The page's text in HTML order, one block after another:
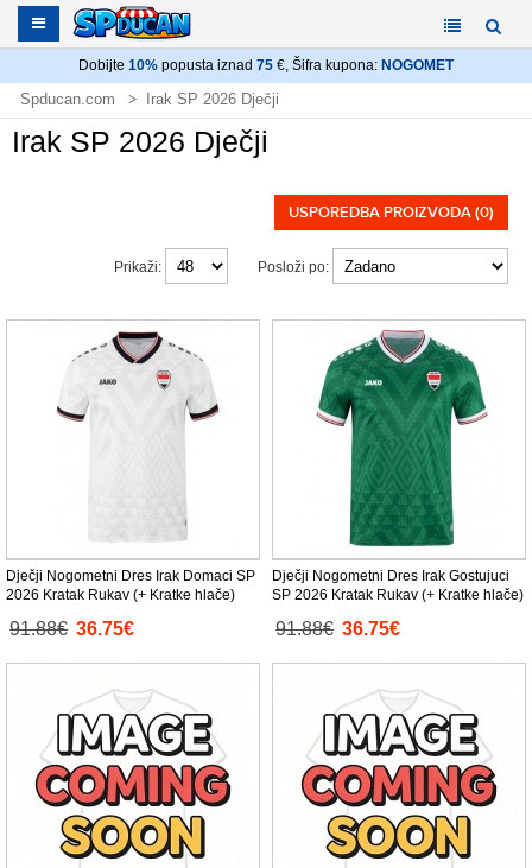
Dobijte 10% popusta iznad 75 €, Šifra kupona: NOGOMET
Spducan.com Irak SP 2026 Dječji
Irak SP 2026 Dječji
USPOREDBA PROIZVODA (0)
Posloži po:
Prikaži:
Dječji Nogometni Dres Irak Domaci SP
2026 Kratak Rukav (+ Kratke hlače)
91.88€ 36.75€
Dječji Nogometni Dres Irak Gostujuci
SP 2026 Kratak Rukav (+ Kratke hlače)
91.88€ 36.75€